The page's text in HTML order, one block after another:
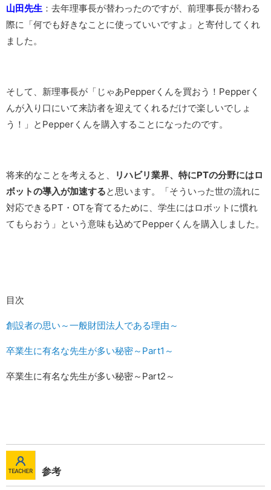
山田先生 ：去年理事長が替わったのですが、前理事長が替わる
際に「何でも好きなことに使っていいですよ」と寄付してくれ
ました。
そして、新理事長が「じゃあPepperくんを買おう！Pepperく
んが入り口にいて来訪者を迎えてくれるだけで楽しいでしょ
う！」とPepperくんを購入することになったのです。
将来的なことを考えると、
リハビリ業界、特にPTの分野にはロ
ボットの導入が加速すると思います。「そういった世の流れに
対応できるPT・OTを育てるために、学生にはロボットに慣れ
てもらおう」という意味も込めてPepperくんを購入しました。
目次
創設者の思い～一般財団法人である理由～
卒業生に有名な先生が多い秘密～Part1～
卒業生に有名な先生が多い秘密～Part2～
参考